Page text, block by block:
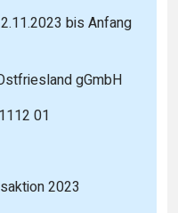
bis Anfang
gGmbH
01
2023